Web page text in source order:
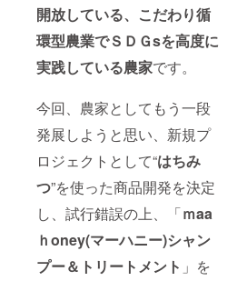
開放している、こだわり循
環型農業でＳＤＧsを高度に
実践している農家です。
今回、農家としてもう一段
発展しようと思い、新規プ
ロジェクトとして“はちみ
つ”を使った商品開発を決定
し、試行錯誤の上、「ｍaa
ｈoney(マーハニー)シャン
プー＆トリートメント 」を